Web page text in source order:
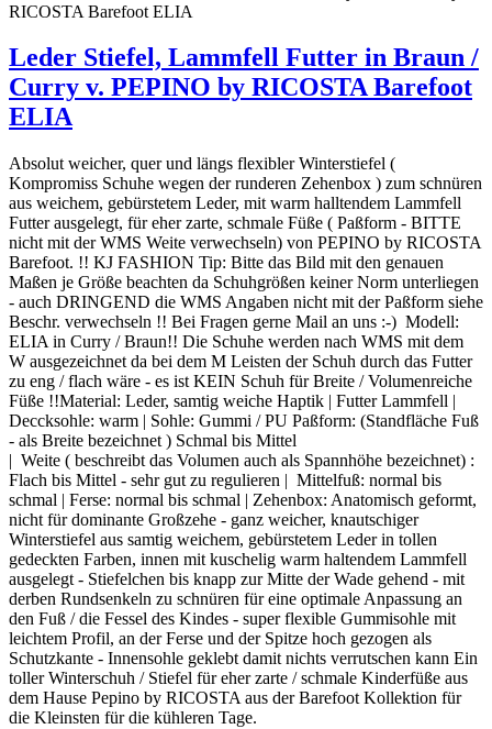
Leder Stiefel, Lammfell Futter in Braun /
Curry v. PEPINO by RICOSTA Barefoot
ELIA
Absolut weicher, quer und längs flexibler Winterstiefel (
Kompromiss Schuhe wegen der runderen Zehenbox ) zum schnüren
aus weichem, gebürstetem Leder, mit warm halltendem Lammfell
Futter ausgelegt, für eher zarte, schmale Füße ( Paßform - BITTE
nicht mit der WMS Weite verwechseln) von PEPINO by RICOSTA
Barefoot. !! KJ FASHION Tip: Bitte das Bild mit den genauen
Maßen je Größe beachten da Schuhgrößen keiner Norm unterliegen
- auch DRINGEND die WMS Angaben nicht mit der Paßform siehe
Beschr. verwechseln !! Bei Fragen gerne Mail an uns :-) Modell:
ELIA in Curry / Braun!! Die Schuhe werden nach WMS mit dem
W ausgezeichnet da bei dem M Leisten der Schuh durch das Futter
zu eng / flach wäre - es ist KEIN Schuh für Breite / Volumenreiche
Füße !!Material: Leder, samtig weiche Haptik | Futter Lammfell |
Deccksohle: warm | Sohle: Gummi / PU Paßform: (Standfläche Fuß
- als Breite bezeichnet ) Schmal bis Mittel
| Weite ( beschreibt das Volumen auch als Spannhöhe bezeichnet) :
Flach bis Mittel - sehr gut zu regulieren | Mittelfuß: normal bis
schmal | Ferse: normal bis schmal | Zehenbox: Anatomisch geformt,
nicht für dominante Großzehe - ganz weicher, knautschiger
Winterstiefel aus samtig weichem, gebürstetem Leder in tollen
gedeckten Farben, innen mit kuschelig warm haltendem Lammfell
ausgelegt - Stiefelchen bis knapp zur Mitte der Wade gehend - mit
derben Rundsenkeln zu schnüren für eine optimale Anpassung an
den Fuß / die Fessel des Kindes - super flexible Gummisohle mit
leichtem Profil, an der Ferse und der Spitze hoch gezogen als
Schutzkante - Innensohle geklebt damit nichts verrutschen kann Ein
toller Winterschuh / Stiefel für eher zarte / schmale Kinderfüße aus
dem Hause Pepino by RICOSTA aus der Barefoot Kollektion für
die Kleinsten für die kühleren Tage.